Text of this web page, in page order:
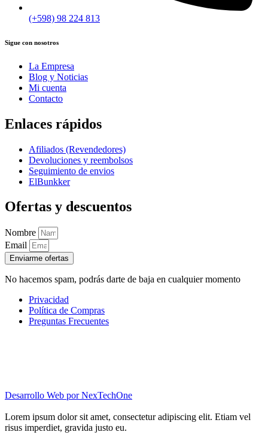
(+598) 98 224 813
Sigue con nosotros
La Empresa
Blog y Noticias
Mi cuenta
Contacto
Enlaces rápidos
Afiliados (Revendedores)
Devoluciones y reembolsos
Seguimiento de envios
ElBunkker
Ofertas y descuentos
Nombre
Email
Enviarme ofertas
No hacemos spam, podrás darte de baja en cualquier momento
Privacidad
Política de Compras
Preguntas Frecuentes
Desarrollo Web porNexTechOne
Lorem ipsum dolor sit amet, consectetur adipiscing elit. Etiam vel
risus imperdiet, gravida justo eu.